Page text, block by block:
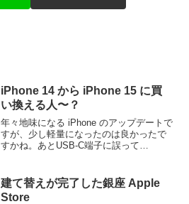
iPhone 14 から iPhone 15 に買
い換える人〜？
年々地味になる iPhone のアップデートで
すが、少し軽量になったのは良かったで
すかね。あとUSB-C端子に誤って
トーサンのiPhone、バッテリーなさそ
う...
建て替えが完了した銀座 Apple
Store